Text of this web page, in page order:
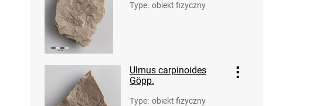
Type: obiekt fizyczny
Ulmus carpinoides
Göpp.
Type: obiekt fizyczny